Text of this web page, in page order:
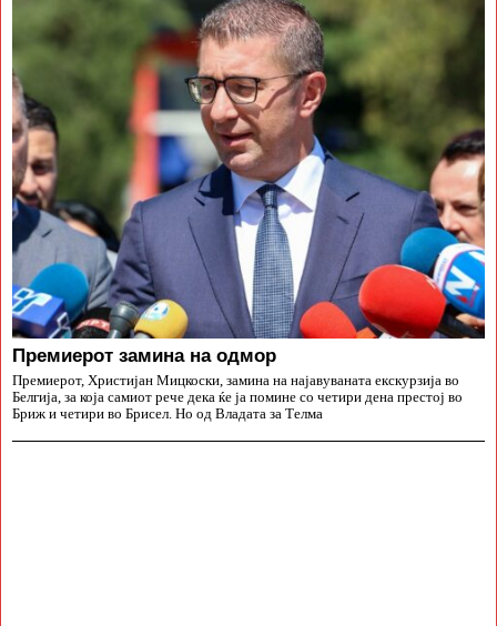
Премиерот замина на одмор
Премиерот, Христијан Мицкоски, замина на најавуваната екскурзија во
Белгија, за која самиот рече дека ќе ја помине со четири дена престој во
Бриж и четири во Брисел. Но од Владата за Телма